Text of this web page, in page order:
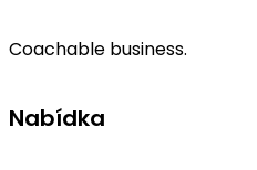
Coachable business.
Nabídka